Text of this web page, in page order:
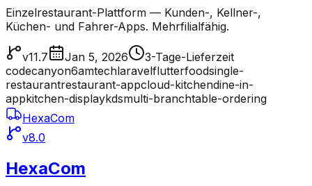
Einzelrestaurant-Plattform — Kunden-, Kellner-,
Küchen- und Fahrer-Apps. Mehrfilialfähig.
v11.7 Jan 5, 2026
3-Tage-Lieferzeit
codecanyon6amtechlaravelflutterfoodsingle-
restaurantrestaurant-appcloud-kitchendine-in-
appkitchen-displaykdsmulti-branchtable-ordering
HexaCom
v8.0
HexaCom